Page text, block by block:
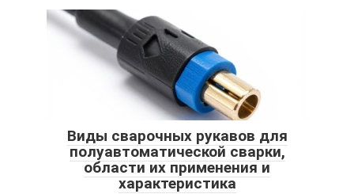
Виды сварочных рукавов для
полуавтоматической сварки,
области их применения и
характеристика